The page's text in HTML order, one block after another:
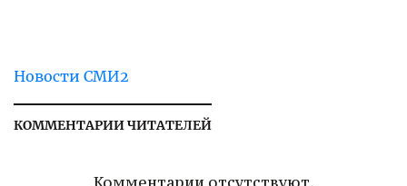
Новости СМИ2
КОММЕНТАРИИ ЧИТАТЕЛЕЙ